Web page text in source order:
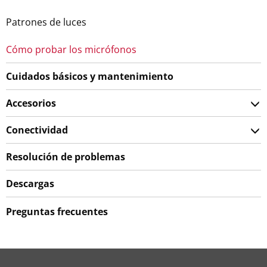
Patrones de luces
Cómo probar los micrófonos
Cuidados básicos y mantenimiento
Accesorios
Conectividad
Resolución de problemas
Descargas
Preguntas frecuentes